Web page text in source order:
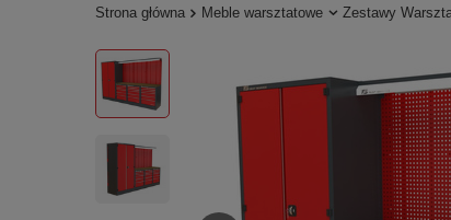
Strona główna Meble warsztatowe Zestawy